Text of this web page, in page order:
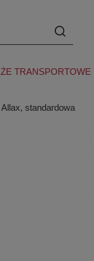
TRANSPORTOWE
standardowa